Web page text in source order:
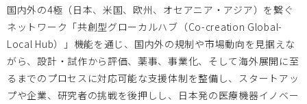
2023/11/14 ヘルスケア・医療機器の創業/事業立上きっか
けセミナー【第２回】のご案内
大阪医療センター 2023.09.20
国内外の4極（日本、米国、欧州、オセアニア・アジア）を繋ぐ
ネットワーク「共創型グローカルハブ（Co-creation Global-
Local Hub）」機能を通じ、国内外の規制や市場動向を見据えな
がら、設計・試作から評価、薬事、事業化、そして海外展開に至
るまでのプロセスに対応可能な支援体制を整備し、スタートアッ
プや企業、研究者の挑戦を後押しし、日本発の医療機器イノベー